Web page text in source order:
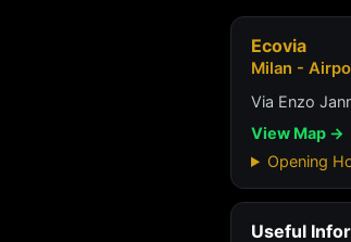
Ecovia
Milan -
Via Enzo
View Map →
Opening
Useful